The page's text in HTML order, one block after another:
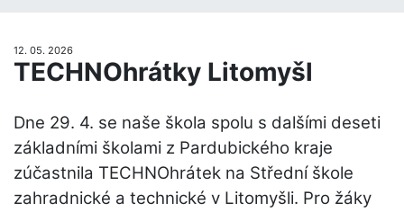
12. 05. 2026
TECHNOhrátky Litomyšl
Dne 29. 4. se naše škola spolu s dalšími deseti
základními školami z Pardubického kraje
zúčastnila TECHNOhrátek na Střední škole
zahradnické a technické v Litomyšli. Pro žáky